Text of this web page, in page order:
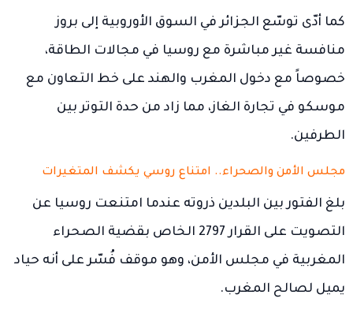
كما أدّى توسّع الجزائر في السوق الأوروبية إلى بروز
منافسة غير مباشرة مع روسيا في مجالات الطاقة،
خصوصاً مع دخول المغرب والهند على خط التعاون مع
موسكو في تجارة الغاز، مما زاد من حدة التوتر بين
الطرفين.
مجلس الأمن والصحراء.. امتناع روسي يكشف المتغيرات
بلغ الفتور بين البلدين ذروته عندما امتنعت روسيا عن
التصويت على القرار 2797 الخاص بقضية الصحراء
المغربية في مجلس الأمن، وهو موقف فُسّر على أنه حياد
يميل لصالح المغرب.